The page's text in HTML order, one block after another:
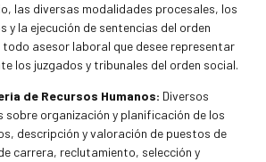
las diversas modalidades procesales, los
y la ejecución de sentencias del orden
todo asesor laboral que desee representar
los juzgados y tribunales del orden social.
de Recursos Humanos: Diversos
organización y planificación de los
descripción y valoración de puestos de
carrera, reclutamiento, selección y